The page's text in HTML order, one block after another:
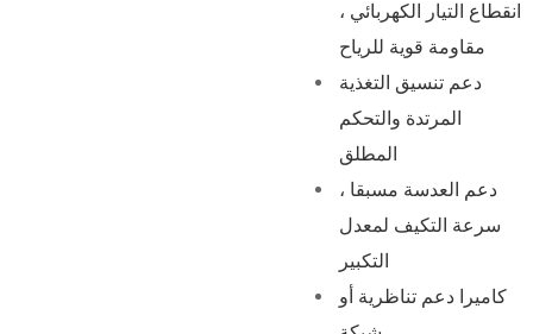
انقطاع التيار الكهربائي ،
مقاومة قوية للرياح
دعم تنسيق التغذية
المرتدة والتحكم
المطلق
دعم العدسة مسبقا ،
سرعة التكيف لمعدل
التكبير
كاميرا دعم تناظرية أو